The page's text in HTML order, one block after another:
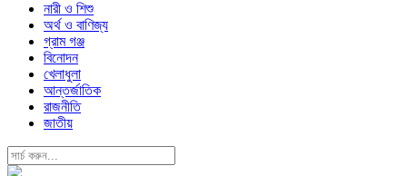
নারী ও শিশু
অর্থ ও বাণিজ্য
গ্রাম গঞ্জ
বিনোদন
খেলাধুলা
আন্তর্জাতিক
রাজনীতি
জাতীয়